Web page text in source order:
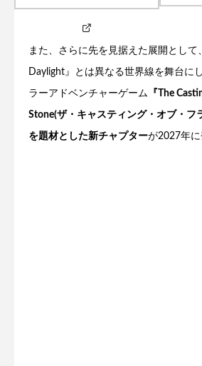
また、さらに先を見据えた展開として
Daylight』とは異なる世界線を舞台に
ラーアドベンチャーゲーム 『The
Stone(ザ・キャスティング・オブ・フ
を題材とした新チャプターが2027年に